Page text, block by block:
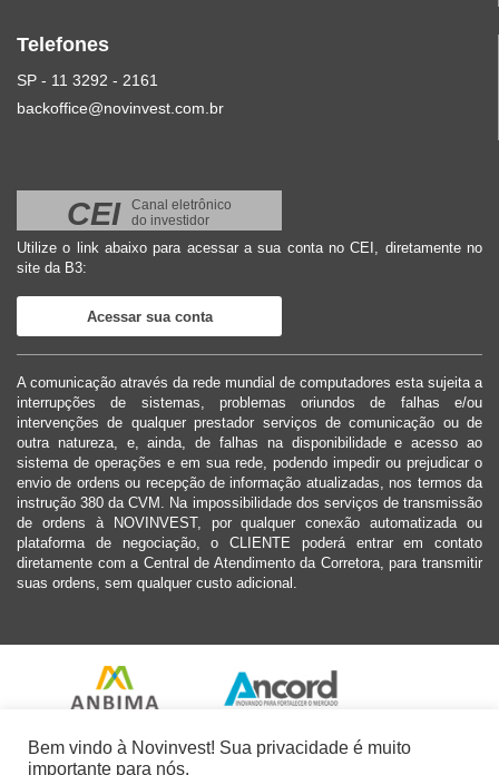
Telefones
SP - 11 3292 - 2161
backoffice@novinvest.com.br
CEI
Canal eletrônico
do investidor
Utilize o link abaixo para acessar a sua conta no CEI, diretamente no
site da B3:
Acessar sua conta
A comunicação através da rede mundial de computadores esta sujeita a
interrupções de sistemas, problemas oriundos de falhas e/ou
intervenções de qualquer prestador serviços de comunicação ou de
outra natureza, e, ainda, de falhas na disponibilidade e acesso ao
sistema de operações e em sua rede, podendo impedir ou prejudicar o
envio de ordens ou recepção de informação atualizadas, nos termos da
instrução 380 da CVM. Na impossibilidade dos serviços de transmissão
de ordens à NOVINVEST, por qualquer conexão automatizada ou
plataforma de negociação, o CLIENTE poderá entrar em contato
diretamente com a Central de Atendimento da Corretora, para transmitir
suas ordens, sem qualquer custo adicional.
Bem vindo à Novinvest! Sua privacidade é muito
importante para nós.